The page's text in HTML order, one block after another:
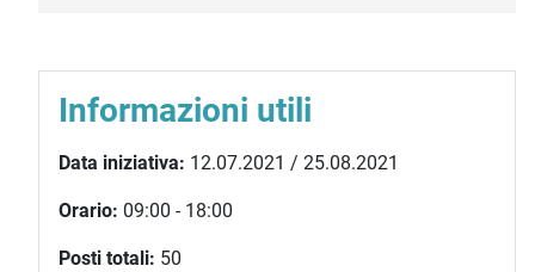
Informazioni utili
Data iniziativa: 12.07.2021 / 25.08.2021
Orario: 09:00 - 18:00
Posti totali: 50